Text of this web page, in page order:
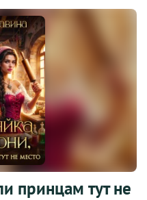
принцам тут не